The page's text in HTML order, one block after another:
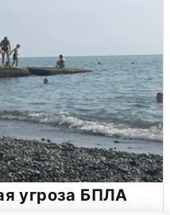
угроза БПЛА